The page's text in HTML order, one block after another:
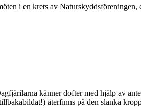
i en krets av Naturskyddsföreningen,
känner dofter med hjälp av
återfinns på den slanka